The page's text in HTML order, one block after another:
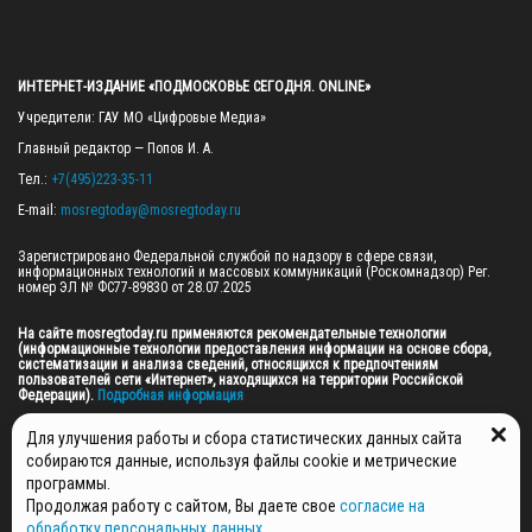
ИНТЕРНЕТ-ИЗДАНИЕ «ПОДМОСКОВЬЕ СЕГОДНЯ. ONLINE»
Учредители: ГАУ МО «Цифровые Медиа»
Главный редактор — Попов И. А.
Тел.: +7(495)223-35-11
E-mail: mosregtoday@mosregtoday.ru
Зарегистрировано Федеральной службой по надзору в сфере связи,
информационных технологий и массовых коммуникаций (Роскомнадзор) Рег.
номер ЭЛ № ФС77-89830 от 28.07.2025
На сайте mosregtoday.ru применяются рекомендательные технологии
(информационные технологии предоставления информации на основе сбора,
систематизации и анализа сведений, относящихся к предпочтениям
пользователей сети «Интернет», находящихся на территории Российской
Федерации). Подробная информация
© 2026 ПРАВА НА ВСЕ МАТЕРИАЛЫ САЙТА ПРИНАДЛЕЖАТ ГАУ МО "ЦИФРОВЫЕ
МЕДИА" (ОГРН: 1255000059467).
ПОЛИТИКА ОБРАБОТКИ И ЗАЩИТЫ ПЕРСОНАЛЬНЫХ ДАННЫХ
Для улучшения работы и сбора статистических данных сайта
собираются данные, используя файлы cookie и метрические
программы.
Продолжая работу с сайтом, Вы даете свое согласие на